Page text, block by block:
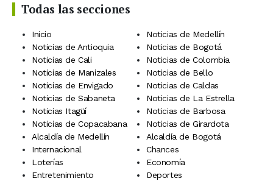
Todas las secciones
Inicio
Noticias de Medellín
Noticias de Antioquia
Noticias de Bogotá
Noticias de Cali
Noticias de Colombia
Noticias de Manizales
Noticias de Bello
Noticias de Envigado
Noticias de Caldas
Noticias de Sabaneta
Noticias de La Estrella
Noticias Itagüí
Noticias de Barbosa
Noticias de Copacabana
Noticias de Girardota
Alcaldía de Medellín
Alcaldía de Bogotá
Internacional
Chances
Loterías
Economía
Entretenimiento
Deportes